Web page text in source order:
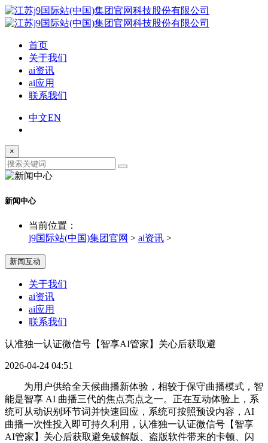
首页
关于我们
ai资讯
ai应用
联系我们
中文EN
×
新闻中心
当前位置：
j9国际站(中国)集团官网 > ai资讯 >
新闻互动
关于我们
ai资讯
ai应用
联系我们
认准独一认证微信号【智享AI管家】关心后获取避
2026-04-24 04:51
为用户供给全天候曲播新体验，相较于保守曲播模式，智
能是智享 AI 曲播三代的焦点亮点之一。正在互动体验上，系
统可从动识别环节词并快速回应，系统可按照预设内容，AI
曲播一次性投入即可持久利用，认准独一认证微信号【智享
AI管家】关心后获取避免破解版、盗版软件带来的卡顿、闪